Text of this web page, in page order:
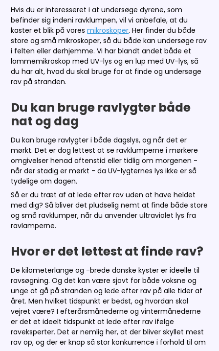
Hvis du er interesseret i at undersøge dyrene, som
befinder sig indeni ravklumpen, vil vi anbefale, at du
kaster et blik på voresmikroskoper. Her finder du både
store og små mikroskoper, så du både kan undersøge rav
i felten eller derhjemme. Vi har blandt andet både et
lommemikroskop med UV-lys og en lup med UV-lys, så
du har alt, hvad du skal bruge for at finde og undersøge
rav på stranden.
Du kan bruge ravlygter både
nat og dag
Du kan bruge ravlygter i både dagslys, og når det er
mørkt. Det er dog lettest at se ravklumperne i mørkere
omgivelser henad aftenstid eller tidlig om morgenen -
når der stadig er mørkt - da UV-lygternes lys ikke er så
tydelige om dagen.
Så er du træt af at lede efter rav uden at have heldet
med dig? Så bliver det pludselig nemt at finde både store
og små ravklumper, når du anvender ultraviolet lys fra
ravlamperne.
Hvor er det lettest at finde rav?
De kilometerlange og -brede danske kyster er ideelle til
ravsøgning. Og det kan være sjovt for både voksne og
unge at gå på stranden og lede efter rav på alle tider af
året. Men hvilket tidspunkt er bedst, og hvordan skal
vejret være? I efterårsmånederne og vintermånederne
er det et ideelt tidspunkt at lede efter rav ifølge
raveksperter. Det er nemlig her, at der bliver skyllet mest
rav op, og der er knap så stor konkurrence i forhold til om